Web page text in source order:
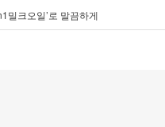
밀크오일’로 말끔하게